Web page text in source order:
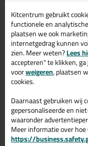
Wil je meer weten over
product?Lees alles
Kitcentrum gebruikt
functionele en
plaatsen we ook
internetgedrag kunnen
zien. Meer weten?Lees
accepteren" te klikken,
voorweigeren, plaatsen
cookies.
Daarnaast gebruiken wij
gepersonaliseerde en
waaronder
Meer informatie over
https://